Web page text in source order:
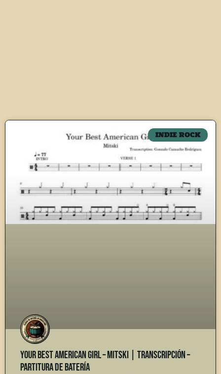
INDIE ROCK
Your Best American Girl – Mitski | Transcripción –
Partitura de Batería